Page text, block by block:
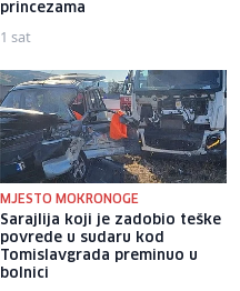
princezama
1 sat
MJESTO MOKRONOGE
Sarajlija koji je zadobio teške
povrede u sudaru kod
Tomislavgrada preminuo u
bolnici